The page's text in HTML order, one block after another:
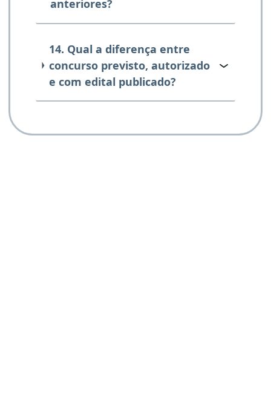
anteriores?
14. Qual a diferença entre
concurso previsto, autorizado
e com edital publicado?